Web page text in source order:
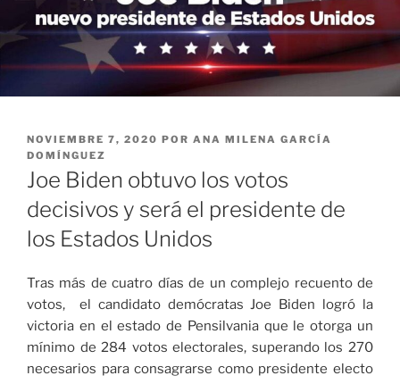
PUBLICADO
EL
NOVIEMBRE 7, 2020 POR ANA MILENA GARCÍA
DOMÍNGUEZ
Joe Biden obtuvo los votos
decisivos y será el presidente de
los Estados Unidos
Tras más de cuatro días de un complejo recuento de
votos, el candidato demócratas Joe Biden logró la
victoria en el estado de Pensilvania que le otorga un
mínimo de 284 votos electorales, superando los 270
necesarios para consagrarse como presidente electo